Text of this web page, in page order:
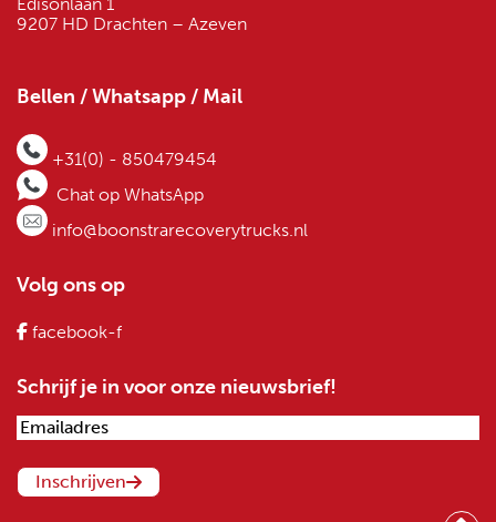
9207 HD Drachten – Azeven
Bellen / Whatsapp / Mail
+31(0) - 850479454
Chat op WhatsApp
info@boonstrarecoverytrucks.nl
Volg ons op
facebook-f
Schrijf je in voor onze nieuwsbrief!
Emailadres(Vereist)
Inschrijven